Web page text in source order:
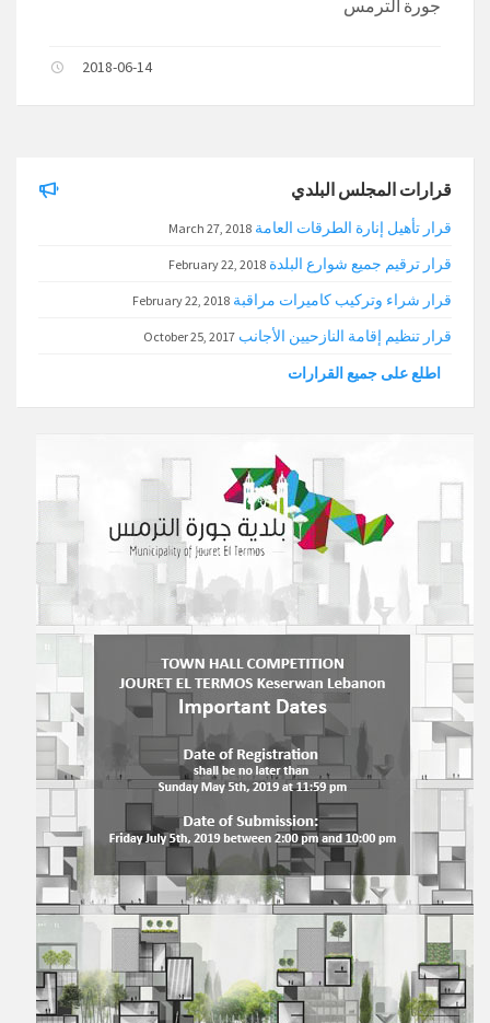
جورة الترمس
2018-06-14
قرارات المجلس البلدي
قرار تأهيل إنارة الطرقات العامة March 27, 2018
قرار ترقيم جميع شوارع البلدة February 22, 2018
قرار شراء وتركيب كاميرات مراقبة February 22, 2018
قرار تنظيم إقامة النازحيين الأجانب October 25, 2017
اطلع على جميع القرارات